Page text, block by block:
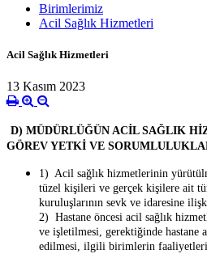
Birimlerimiz
Acil Sağlık Hizmetleri
Acil Sağlık Hizmetleri
13 Kasım 2023
D) MÜDÜRLÜĞÜN ACİL SAĞLIK
GÖREV YETKİ VE
1) Acil sağlık hizmetlerinin
tüzel kişileri ve gerçek kişilere ait
kuruluşlarının sevk ve idaresine
2) Hastane öncesi acil sağlık
ve işletilmesi, gerektiğinde hastane
edilmesi, ilgili birimlerin